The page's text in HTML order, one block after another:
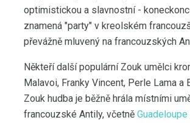
optimistickou a slavnostní -
znamená "party" v kreolském
převážně mluvený na francouzských
Někteří další populární Zouk umělci
Malavoi, Franky Vincent, Perle Lama a
Zouk hudba je běžně hrála místními
francouzské Antily, včetně Guadeloupe